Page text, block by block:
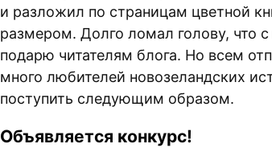
и разложил по страницам цветной
размером. Долго ломал голову, что
подарю читателям блога. Но всем
много любителей новозеландских
поступить следующим образом.
Объявляется конкурс!